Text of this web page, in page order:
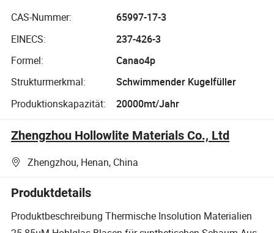
CAS-Nummer:
65997-17-3
EINECS:
237-426-3
Formel:
Canao4p
Strukturmerkmal:
Schwimmender Kugelfüller
Produktionskapazität:
20000mt/Jahr
Zhengzhou Hollowlite Materials Co., Ltd
Zhengzhou, Henan, China
Produktdetails
Produktbeschreibung Thermische Insolution Materialien